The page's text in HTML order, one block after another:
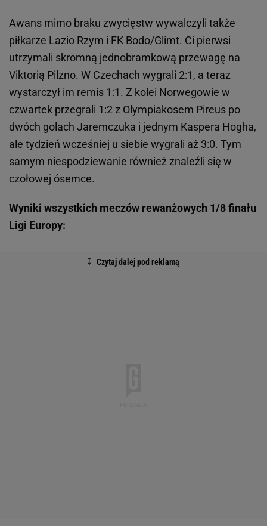
Awans mimo braku zwycięstw wywalczyli także
piłkarze Lazio Rzym i FK Bodo/Glimt. Ci pierwsi
utrzymali skromną jednobramkową przewagę na
Viktorią Pilzno. W Czechach wygrali 2:1, a teraz
wystarczył im remis 1:1. Z kolei Norwegowie w
czwartek przegrali 1:2 z Olympiakosem Pireus po
dwóch golach Jaremczuka i jednym Kaspera Hogha,
ale tydzień wcześniej u siebie wygrali aż 3:0. Tym
samym niespodziewanie również znaleźli się w
czołowej ósemce.
Wyniki wszystkich meczów rewanżowych 1/8 finału
Ligi Europy: